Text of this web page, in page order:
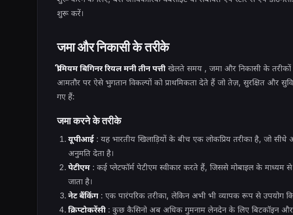
शुरू करें।
जमा और निकासी के तरीके
प्रीमियम बिगिनर रियल मनी तीन पत्ती खेलते समय , जमा और निकासी के
आमतौर पर ऐसे भुगतान विकल्पों को प्राथमिकता देते हैं जो तेज़, सुरक्षित और
गए हैं:
जमा करने के तरीके
यूपीआई: यह भारतीय खिलाड़ियों के बीच एक लोकप्रिय तरीका है, जो
अनुमति देता है।
पेटीएम: कई प्लेटफॉर्म पेटीएम स्वीकार करते हैं, जिससे मोबाइल के
जाता है।
नेट बैंकिंग: एक पारंपरिक तरीका, लेकिन अभी भी व्यापक रूप से उपयोग
क्रिप्टोकरेंसी: कुछ कैसिनो अब अधिक गुमनाम लेनदेन के लिए बिटकॉइन और